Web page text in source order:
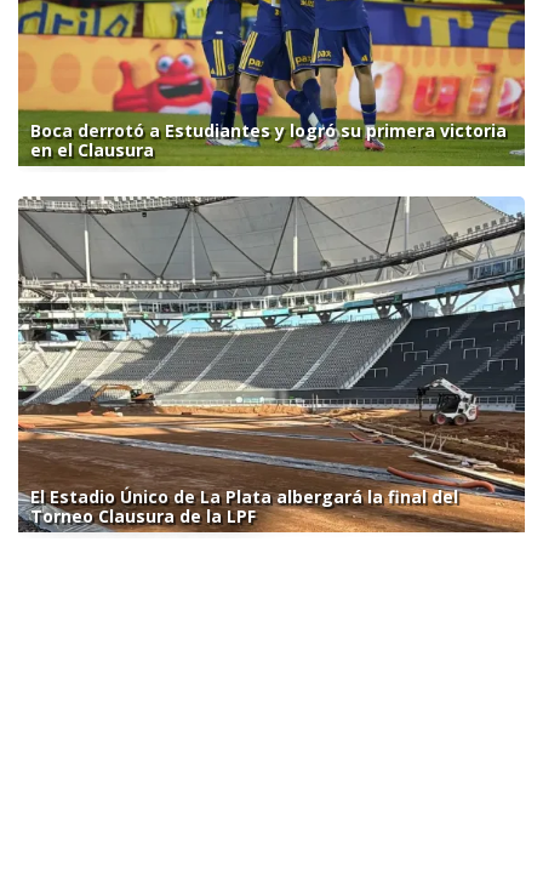
Boca derrotó a Estudiantes y logró su primera victoria
en el Clausura
El Estadio Único de La Plata albergará la final del
Torneo Clausura de la LPF